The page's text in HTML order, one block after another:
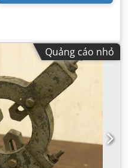
Quảng cáo nhỏ